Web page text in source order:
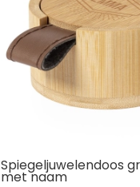
Spiegeljuwelendoos
met naam